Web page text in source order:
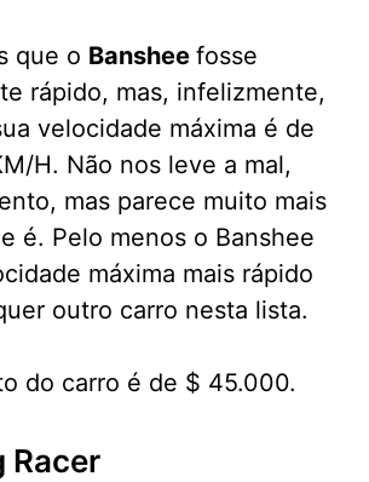
que o Banshee fosse
rápido, mas, infelizmente,
velocidade máxima é de
H. Não nos leve a mal,
mas parece muito mais
é. Pelo menos o Banshee
máxima mais rápido
outro carro nesta lista.
do carro é de $ 45.000.
Racer